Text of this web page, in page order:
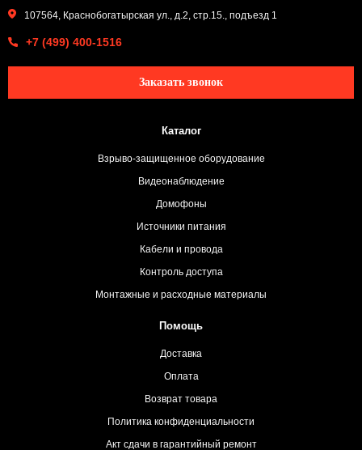
107564, Краснобогатырская ул., д.2, стр.15., подъезд 1
+7 (499) 400-1516
Заказать звонок
Каталог
Взрыво-защищенное оборудование
Видеонаблюдение
Домофоны
Источники питания
Кабели и провода
Контроль доступа
Монтажные и расходные материалы
Помощь
Доставка
Оплата
Возврат товара
Политика конфиденциальности
Акт сдачи в гарантийный ремонт